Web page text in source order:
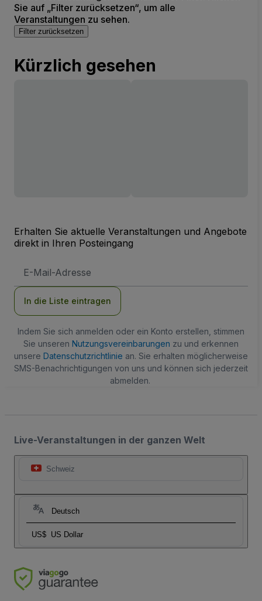
Sie auf „Filter zurücksetzen“, um alle
Veranstaltungen zu sehen.
Filter zurücksetzen
Kürzlich gesehen
Erhalten Sie aktuelle Veranstaltungen und Angebote
direkt in Ihren Posteingang
Mail-
In die Liste eintragen
Indem Sie sich anmelden oder ein Konto erstellen, stimmen
Sie unseren Nutzungsvereinbarungen zu und erkennen
unsere Datenschutzrichtlinie an. Sie erhalten möglicherweise
SMS-Benachrichtigungen von uns und können sich jederzeit
abmelden.
Live-Veranstaltungen in der ganzen Welt
Schweiz
Deutsch
US$ US Dollar